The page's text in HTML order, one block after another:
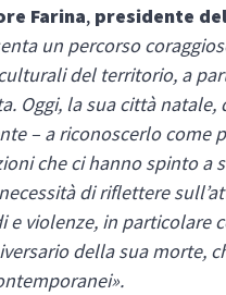
Farina, presidente
un percorso
del territorio, a
Oggi, la sua città
– a riconoscerlo come
che ci hanno spinto a
di riflettere
e violenze, in particolare
della sua morte,